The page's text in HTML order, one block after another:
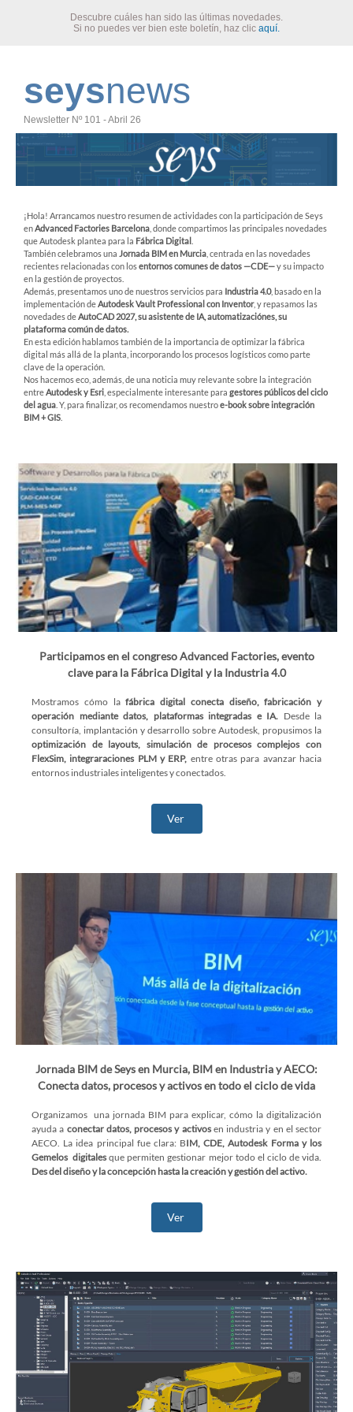
Descubre cuáles han sido las últimas novedades.
Si no puedes ver bien este boletín, haz clic aquí.
seysnews
Newsletter Nº 101 - Abril 26
¡Hola! Arrancamos nuestro resumen de actividades con la participación de Seys
enAdvanced Factories Barcelona , donde compartimos las principales novedades
que Autodesk plantea para la Fábrica Digital
También celebramos una Jornada BIM en Murcia , centrada en las novedades
recientes relacionadas con losentornos comunes de datos —CDE—y su impacto
en la gestión de proyectos.
Además, presentamos uno de nuestros servicios para Industria 4.0, basado en la
implementación deAutodesk Vault Professional con Inventor, y repasamos las
novedades deAutoCAD 2027, su asistente de IA, automatizaciónes, su
plataforma común de datos.
En esta edición hablamos también de la importancia de optimizar la fábrica
digital más allá de la planta, incorporando los procesos logísticos como parte
clave de la operación.
Nos hacemos eco, además, de una noticia muy relevante sobre la integración
entreAutodesk y Esri , especialmente interesante para gestores públicos del ciclo
del agua . Y, para finalizar, os recomendamos nuestroe-book sobre integración
BIM + GIS
Participamos en el congreso Advanced Factories, evento
clave para la Fábrica Digital y la Industria 4.0
Mostramos cómo lafábrica digital conecta diseño, fabricación y
operación mediante datos, plataformas integradas e IA. Desde la
consultoría, implantación y desarrollo sobre Autodesk, propusimos la
optimización de layouts, simulación de procesos complejos con
FlexSim, integraraciones PLM y ERP, entre otras para avanzar hacia
entornos industriales inteligentes y conectados.
Ver
Jornada BIM de Seys en Murcia, BIM en Industria y AECO:
Conecta datos, procesos y activos en todo el ciclo de vida
Organizamos una jornada BIM para explicar, cómo la digitalización
ayuda a conectar datos, procesos y activosen industria y en el sector
AECO. La idea principal fue clara: BIM, CDE, Autodesk Forma y los
Gemelos digitales que permiten gestionar mejor todo el ciclo de vida.
Des del diseño y la concepción hasta la creación y gestión del activo.
Ver